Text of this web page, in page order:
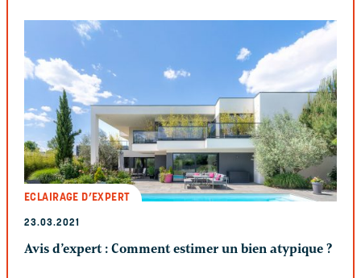
ECLAIRAGE D’EXPERT
23.03.2021
Avis d’expert : Comment estimer un bien atypique ?